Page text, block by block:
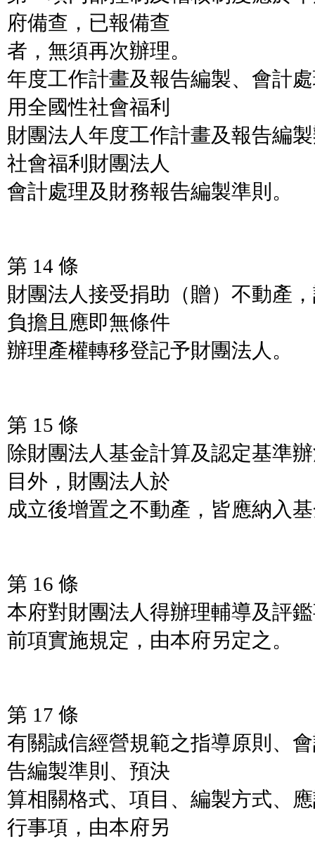
府備查，已報備查
者，無須再次辦理。
年度工作計畫及報告編製、會計
用全國性社會福利
財團法人年度工作計畫及報告編
社會福利財團法人
會計處理及財務報告編製準則。
第 14 條
財團法人接受捐助（贈）不動產
負擔且應即無條件
辦理產權轉移登記予財團法人。
第 15 條
除財團法人基金計算及認定基準
目外，財團法人於
成立後增置之不動產，皆應納入
第 16 條
本府對財團法人得辦理輔導及評
前項實施規定，由本府另定之。
第 17 條
有關誠信經營規範之指導原則、
告編製準則、預決
算相關格式、項目、編製方式、
行事項，由本府另